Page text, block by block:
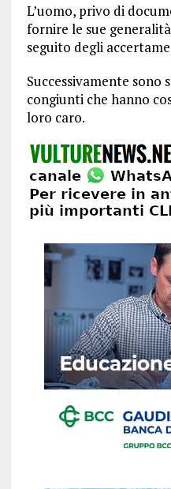
L’uomo, privo di
fornire le sue
seguito degli
Successivamente
congiunti che hanno
loro caro.